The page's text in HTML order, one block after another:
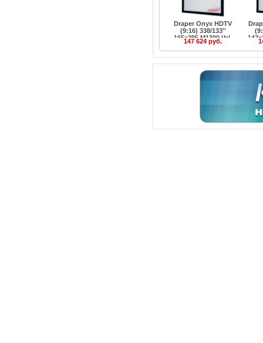
Draper Onyx HDTV
(9:16) 338/133''
165x295 M1300 Vel-
Tex
147 624 руб.